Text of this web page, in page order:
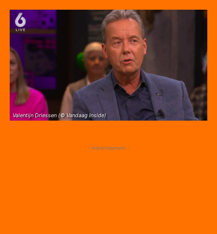
Valentijn Driessen (© Vandaag Inside)
- Advertisement -